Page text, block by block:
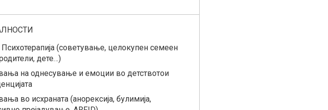
(советување, целокупен семеен
дете…)
на однесување и емоции во детствотои
во исхраната (анорексија, булимија,